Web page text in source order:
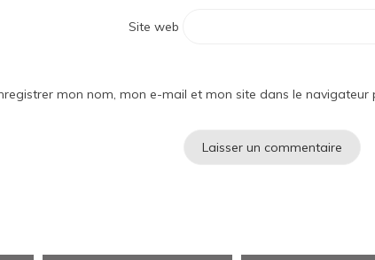
Site web
mon nom, mon e-mail et mon site dans le